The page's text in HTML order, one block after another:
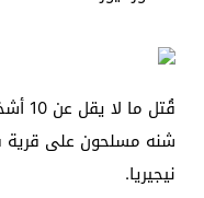
شنه مسلحون على قرية
نيجيريا.